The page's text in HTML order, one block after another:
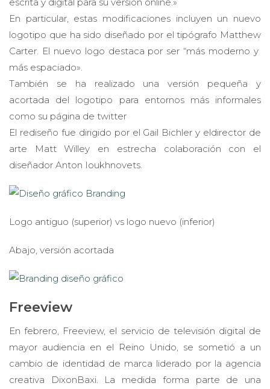
En particular, estas modificaciones incluyen un nuevo
logotipo que ha sido diseñado por el tipógrafo Matthew
Carter. El nuevo logo destaca por ser “más moderno y
más espaciado».
También se ha realizado una versión pequeña y
acortada del logotipo para entornos más informales
como su página de twitter
El rediseño fue dirigido por el Gail Bichler y eldirector de
arte Matt Willey en estrecha colaboración con el
diseñador Anton Ioukhnovets.
Logo antiguo (superior) vs logo nuevo (inferior)
Abajo, versión acortada
Freeview
En febrero, Freeview, el servicio de televisión digital de
mayor audiencia en el Reino Unido, se sometió a un
cambio de identidad de marca liderado por la agencia
creativa DixonBaxi. La medida forma parte de una